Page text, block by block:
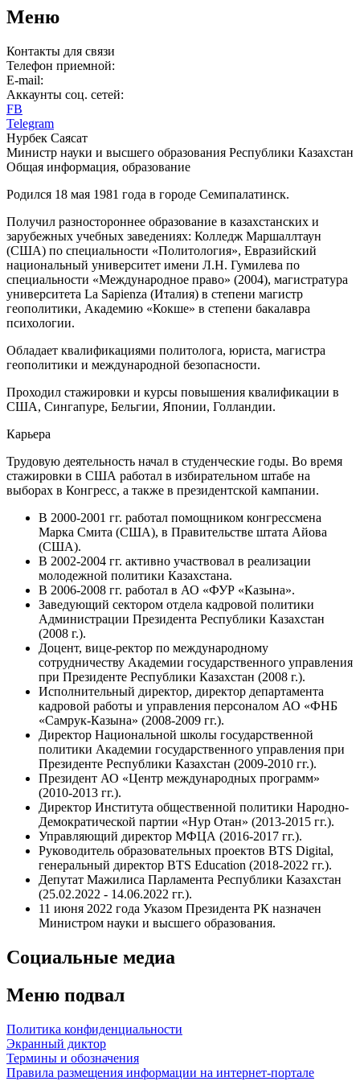
Меню
Контакты для связи
Телефон приемной:
E-mail:
Аккаунты соц. сетей:
FB
Telegram
Нурбек Саясат
Министр науки и высшего образования Республики Казахстан
Общая информация, образование
Родился 18 мая 1981 года в городе Семипалатинск.
Получил разностороннее образование в казахстанских и
зарубежных учебных заведениях: Колледж Маршаллтаун
(США) по специальности «Политология», Евразийский
национальный университет имени Л.Н. Гумилева по
специальности «Международное право» (2004), магистратура
университета La Sapienza (Италия) в степени магистр
геополитики, Академию «Кокше» в степени бакалавра
психологии.
Обладает квалификациями политолога, юриста, магистра
геополитики и международной безопасности.
Проходил стажировки и курсы повышения квалификации в
США, Сингапуре, Бельгии, Японии, Голландии.
Карьера
Трудовую деятельность начал в студенческие годы. Во время
стажировки в США работал в избирательном штабе на
выборах в Конгресс, а также в президентской кампании.
В 2000-2001 гг. работал помощником конгрессмена
Марка Смита (США), в Правительстве штата Айова
(США).
В 2002-2004 гг. активно участвовал в реализации
молодежной политики Казахстана.
В 2006-2008 гг. работал в АО «ФУР «Казына».
Заведующий сектором отдела кадровой политики
Администрации Президента Республики Казахстан
(2008 г.).
Доцент, вице-ректор по международному
сотрудничеству Академии государственного управления
при Президенте Республики Казахстан (2008 г.).
Исполнительный директор, директор департамента
кадровой работы и управления персоналом АО «ФНБ
«Самрук-Казына» (2008-2009 гг.).
Директор Национальной школы государственной
политики Академии государственного управления при
Президенте Республики Казахстан (2009-2010 гг.).
Президент АО «Центр международных программ»
(2010-2013 гг.).
Директор Института общественной политики Народно-
Демократической партии «Нур Отан» (2013-2015 гг.).
Управляющий директор МФЦА (2016-2017 гг.).
Руководитель образовательных проектов BTS Digital,
генеральный директор BTS Education (2018-2022 гг.).
Депутат Мажилиса Парламента Республики Казахстан
(25.02.2022 - 14.06.2022 гг.).
11 июня 2022 года Указом Президента РК назначен
Министром науки и высшего образования.
Социальные медиа
Меню подвал
Политика конфиденциальности
Экранный диктор
Термины и обозначения
Правила размещения информации на интернет-портале